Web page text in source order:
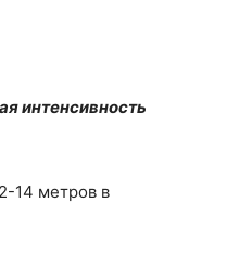
интенсивность
14 метров в